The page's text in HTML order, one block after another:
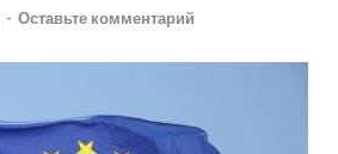
- Оставьте комментарий